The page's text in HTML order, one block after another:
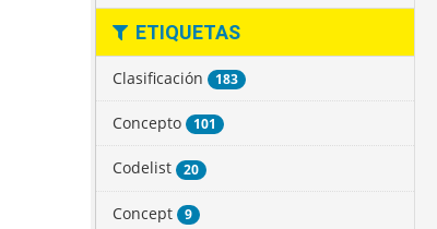
ETIQUETAS
Clasificación 183
Concepto 101
Codelist 20
Concept 9